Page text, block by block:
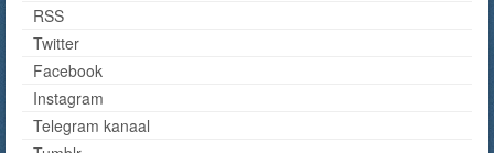
RSS
Twitter
Facebook
Instagram
Telegram kanaal